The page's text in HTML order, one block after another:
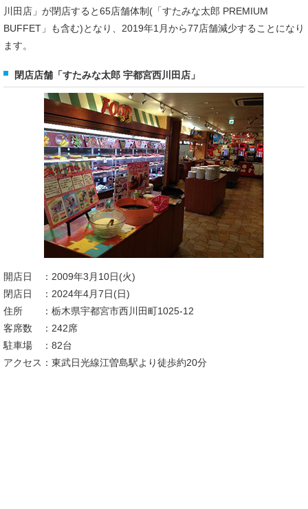
川田店」が閉店すると65店舗体制(「すたみな太郎 PREMIUM
BUFFET」も含む)となり、2019年1月から77店舗減少することになり
ます。
閉店店舗「すたみな太郎 宇都宮西川田店」
開店日 ：2009年3月10日(火)
閉店日 ：2024年4月7日(日)
住所 ：栃木県宇都宮市西川田町1025-12
客席数 ：242席
駐車場 ：82台
アクセス：東武日光線江曽島駅より徒歩約20分